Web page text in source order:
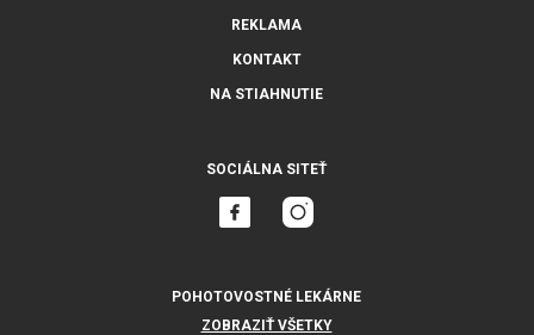
REKLAMA
KONTAKT
NA STIAHNUTIE
SOCIÁLNA SITEŤ
POHOTOVOSTNÉ LEKÁRNE
ZOBRAZIŤ VŠETKY